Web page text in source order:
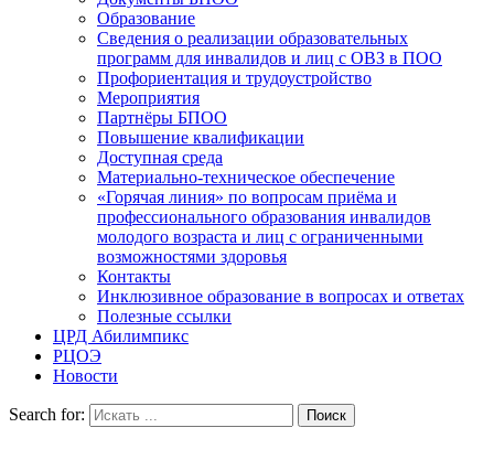
Образование
Сведения о реализации образовательных
программ для инвалидов и лиц с ОВЗ в ПОО
Профориентация и трудоустройство
Мероприятия
Партнёры БПОО
Повышение квалификации
Доступная среда
Материально-техническое обеспечение
«Горячая линия» по вопросам приёма и
профессионального образования инвалидов
молодого возраста и лиц с ограниченными
возможностями здоровья
Контакты
Инклюзивное образование в вопросах и ответах
Полезные ссылки
ЦРД Абилимпикс
РЦОЭ
Новости
Search for: